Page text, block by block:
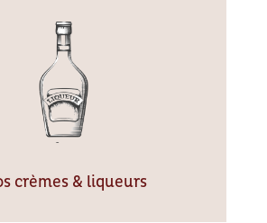
crèmes & liqueurs